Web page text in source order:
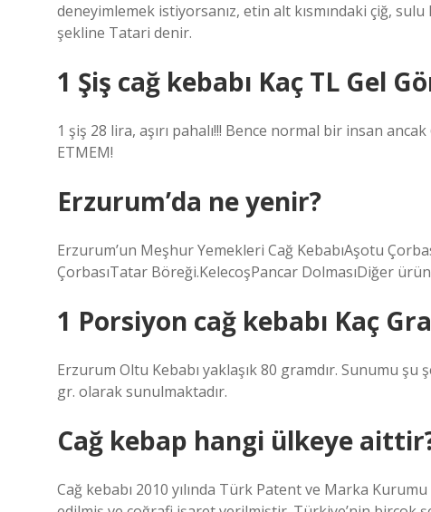
deneyimlemek istiyorsanız, etin alt kısmındaki çiğ, sulu
şekline Tatari denir.
1 Şiş cağ kebabı Kaç TL Gel
1 şiş 28 lira, aşırı pahalı!!! Bence normal bir insan
ETMEM!
Erzurum’da ne yenir?
Erzurum’un Meşhur Yemekleri Cağ KebabıAşotu
ÇorbasıTatar Böreği.KelecoşPancar DolmasıDiğer
1 Porsiyon cağ kebabı Kaç
Erzurum Oltu Kebabı yaklaşık 80 gramdır. Sunumu
gr. olarak sunulmaktadır.
Cağ kebap hangi ülkeye
Cağ kebabı 2010 yılında Türk Patent ve Marka